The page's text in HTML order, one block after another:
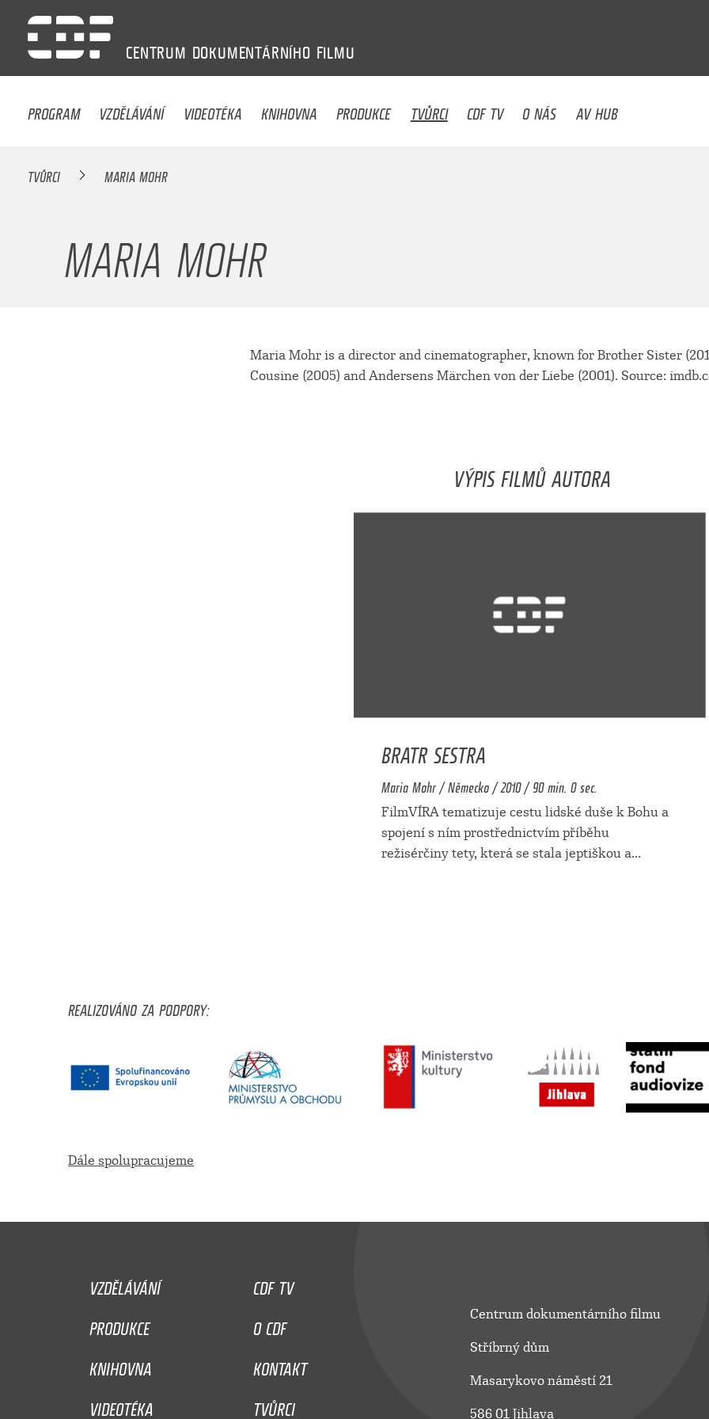
CENTRUM DOKUMENTÁRNÍHO FILMU
PROGRAM VZDĚLÁVÁNÍ VIDEOTÉKA KNIHOVNA PRODUKCE TVŮRCI CDF TV O NÁS AV HUB
TVŮRCI MARIA MOHR
MARIA MOHR
Maria Mohr is a director and cinematographer, known for Brother Sister
Cousine (2005) and Andersens Märchen von der Liebe (2001). Source:
VÝPIS FILMŮ AUTORA
BRATR SESTRA
Maria Mohr / Německo / 2010 / 90 min. 0 sec.
FilmVÍRA tematizuje cestu lidské duše k Bohu a
spojení s ním prostřednictvím příběhu
režisérčiny tety, která se stala jeptiškou a...
REALIZOVÁNO ZA PODPORY:
Dále spolupracujeme
VZDĚLÁVÁNÍ
CDF TV
PRODUKCE
O CDF
KNIHOVNA
KONTAKT
VIDEOTÉKA
TVŮRCI
Centrum dokumentárního filmu
Stříbrný dům
Masarykovo náměstí 21
586 01 Jihlava